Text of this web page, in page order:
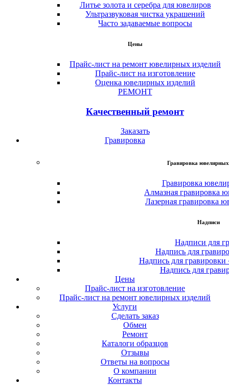
Литье золота и серебра для ювелиров
Ультразвуковая чистка украшений
Часто задаваемые вопросы
Цены
Прайс-лист на ремонт ювелирных изделий
Прайс-лист на изготовление
Оценка ювелирных изделий
РЕМОНТ
Качественный ремонт
Заказать
Гравировка
Гравировка ювелирных
Гравировка
Алмазная гравировка
Лазерная гравировка
Надписи
Надписи для
Надпись для
Надпись для
Надпись для
Цены
Прайс-лист на изготовление
Прайс-лист на ремонт ювелирных изделий
Услуги
Сделать заказ
Обмен
Ремонт
Каталоги образцов
Отзывы
Ответы на вопросы
О компании
Контакты